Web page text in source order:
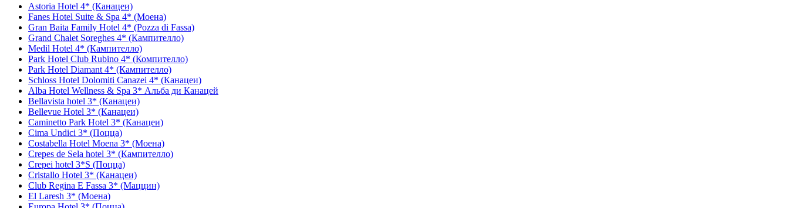
Astoria Hotel 4* (Канацеи)
Fanes Hotel Suite & Spa 4* (Моена)
Gran Baita Family Hotel 4* (Pozza di Fassa)
Grand Chalet Soreghes 4* (Кампителло)
Medil Hotel 4* (Кампителло)
Park Hotel Club Rubino 4* (Компителло)
Park Hotel Diamant 4* (Кампителло)
Schloss Hotel Dolomiti Canazei 4* (Канацеи)
Alba Hotel Wellness & Spa 3* Альба ди Канацей
Bellavista hotel 3* (Канацеи)
Bellevue Hotel 3* (Канацеи)
Caminetto Park Hotel 3* (Канацеи)
Cima Undici 3* (Поцца)
Costabella Hotel Moena 3* (Моена)
Crepes de Sela hotel 3* (Кампителло)
Crepei hotel 3*S (Поцца)
Cristallo Hotel 3* (Канацеи)
Club Regina E Fassa 3* (Маццин)
El Laresh 3* (Моена)